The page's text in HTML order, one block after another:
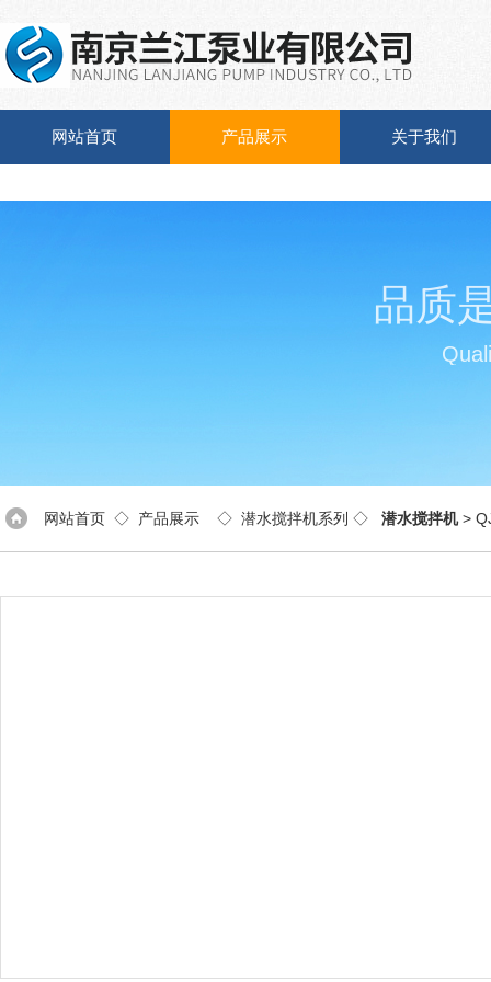
网站首页 产品展示 关于我们
品质
网站首页 ◇ 产品展示 ◇ 潜水搅拌机系列 ◇ 潜水搅拌机>